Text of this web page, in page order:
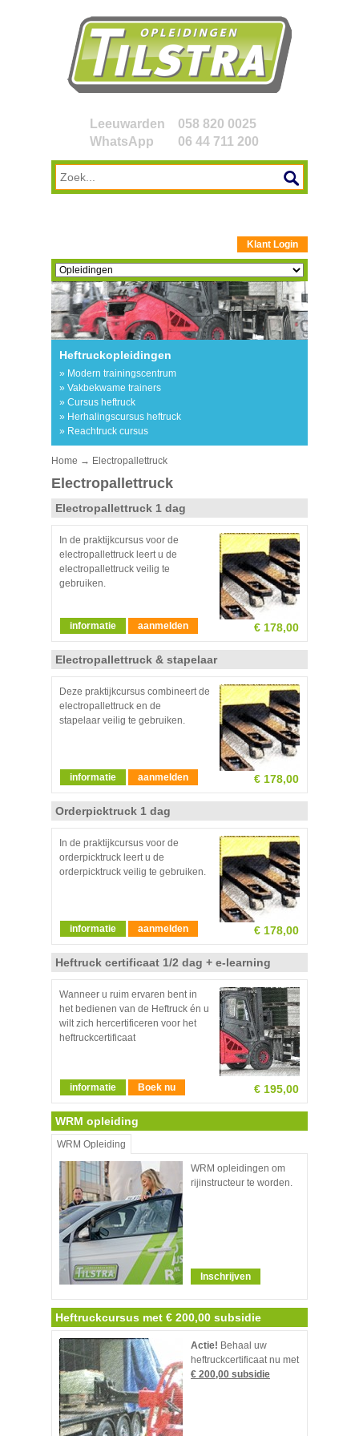
Leeuwarden
058 820 0025
WhatsApp
06 44 711 200
Klant Login
Heftruckopleidingen
» Modern trainingscentrum
» Vakbekwame trainers
» Cursus heftruck
» Herhalingscursus heftruck
» Reachtruck cursus
Home → Electropallettruck
Electropallettruck
Electropallettruck 1 dag
In de praktijkcursus voor de
electropallettruck leert u de
electropallettruck veilig te
gebruiken.
informatie aanmelden € 178,00
Electropallettruck & stapelaar
Deze praktijkcursus combineert de
electropallettruck en de
stapelaar veilig te gebruiken.
informatie aanmelden € 178,00
Orderpicktruck 1 dag
In de praktijkcursus voor de
orderpicktruck leert u de
orderpicktruck veilig te gebruiken.
informatie aanmelden € 178,00
Heftruck certificaat 1/2 dag + e-learning
Wanneer u ruim ervaren bent in
het bedienen van de Heftruck én u
wilt zich hercertificeren voor het
heftruckcertificaat
informatie Boek nu € 195,00
WRM opleiding
WRM opleidingen om
rijinstructeur te worden.
Inschrijven
WRM Opleiding
Heftruckcursus met € 200,00 subsidie
Actie! Behaal uw
heftruckcertificaat nu met
€ 200,00 subsidie